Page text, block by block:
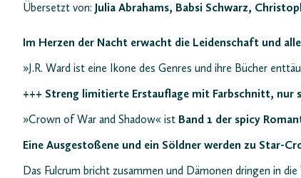
Übersetzt von: Julia Abrahams Babsi Schwarz
Im Herzen der Nacht erwacht die Leidenschaft und
»J.R. Ward ist eine Ikone des Genres und ihre Bücher
+++ Streng limitierte Erstauflage mit Farbschnitt, nur
»Crown of War and Shadow« ist Band 1 der spicy
Eine Ausgestoßene und ein Söldner werden zu Star-
Das Fulcrum bricht zusammen und Dämonen dringen in